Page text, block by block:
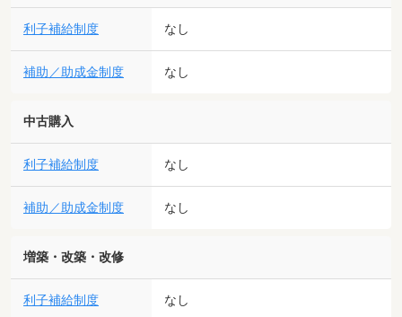
利子補給制度 なし
補助／助成金制度 なし
中古購入
利子補給制度 なし
補助／助成金制度 なし
増築・改築・改修
利子補給制度 なし